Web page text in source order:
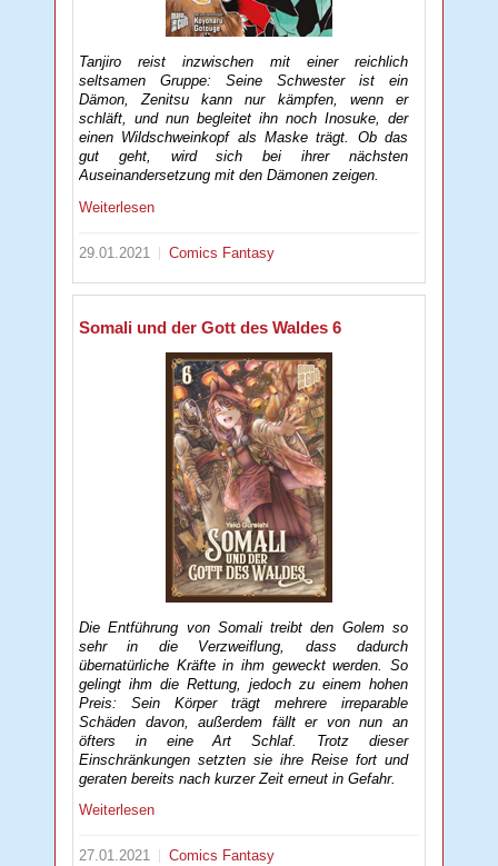
Tanjiro reist inzwischen mit einer reichlich
seltsamen Gruppe: Seine Schwester ist ein
Dämon, Zenitsu kann nur kämpfen, wenn er
schläft, und nun begleitet ihn noch Inosuke, der
einen Wildschweinkopf als Maske trägt. Ob das
gut geht, wird sich bei ihrer nächsten
Auseinandersetzung mit den Dämonen zeigen.
Weiterlesen
29.01.2021 Comics Fantasy
Somali und der Gott des Waldes 6
Die Entführung von Somali treibt den Golem so
sehr in die Verzweiflung, dass dadurch
übernatürliche Kräfte in ihm geweckt werden. So
gelingt ihm die Rettung, jedoch zu einem hohen
Preis: Sein Körper trägt mehrere irreparable
Schäden davon, außerdem fällt er von nun an
öfters in eine Art Schlaf. Trotz dieser
Einschränkungen setzten sie ihre Reise fort und
geraten bereits nach kurzer Zeit erneut in Gefahr.
Weiterlesen
27.01.2021 Comics Fantasy